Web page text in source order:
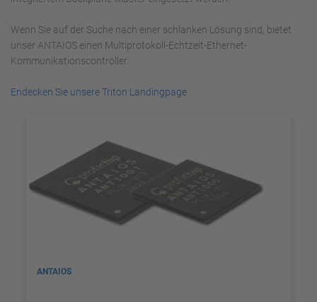
Wenn Sie auf der Suche nach einer schlanken Lösung sind, bietet
unser ANTAIOS einen Multiprotokoll-Echtzeit-Ethernet-
Kommunikationscontroller.
Endecken Sie unsere Triton Landingpage
ANTAIOS